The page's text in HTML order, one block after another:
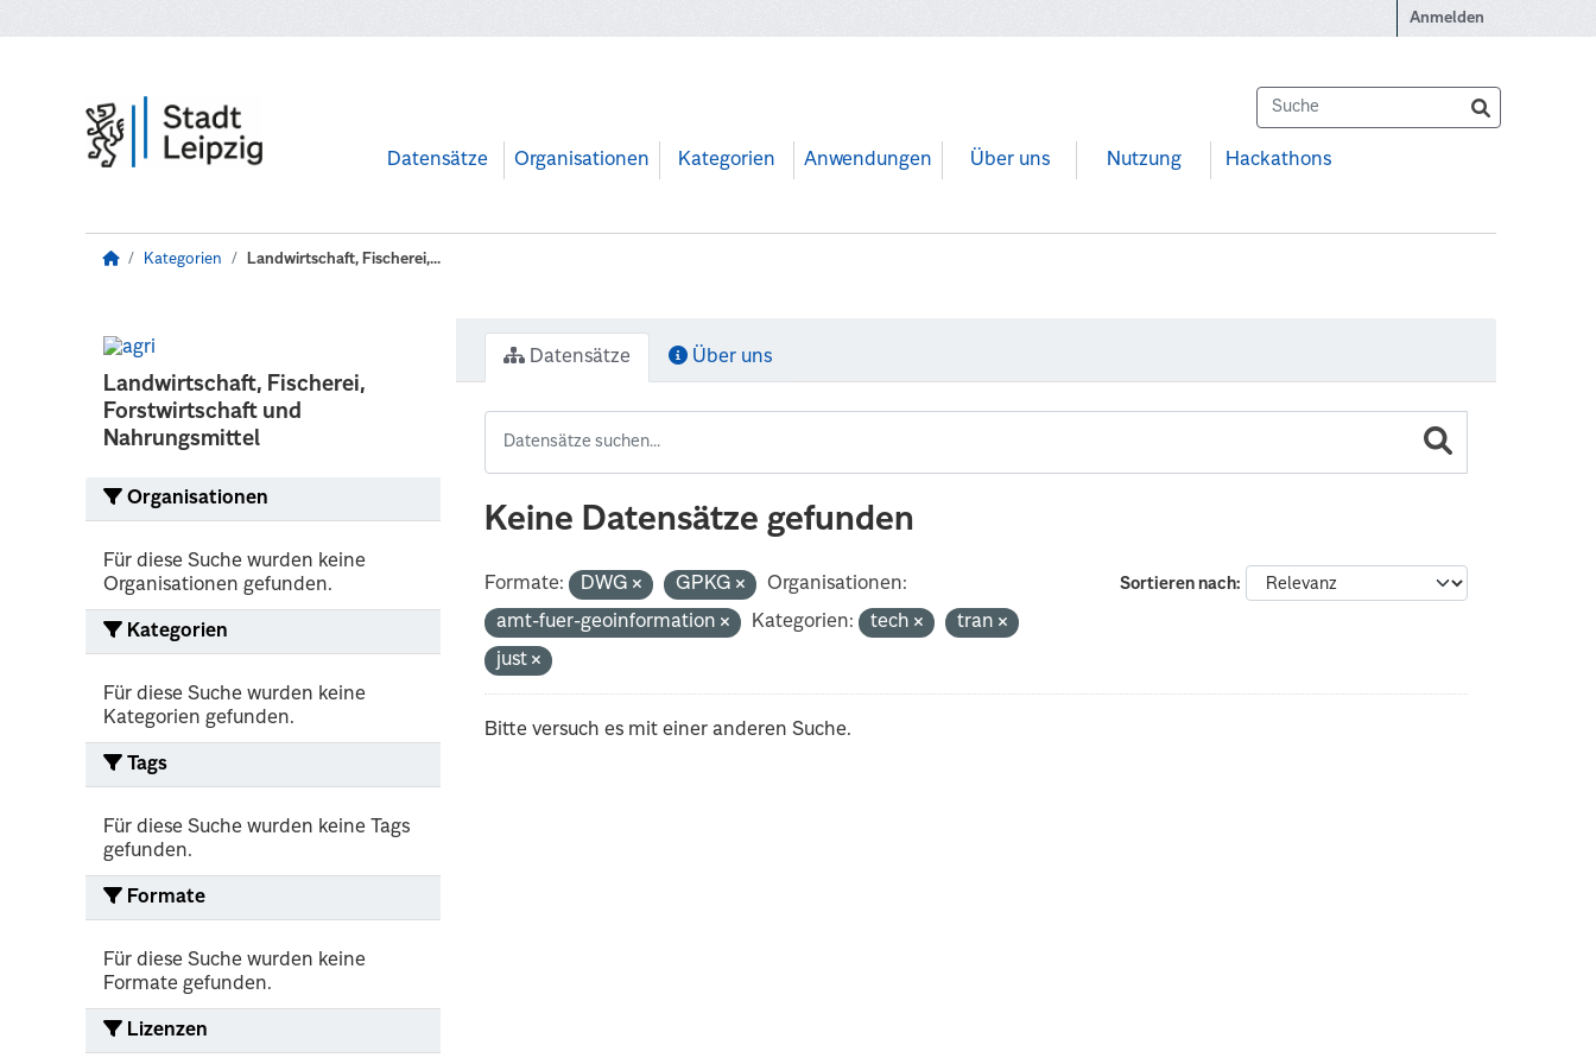
Anmelden
Datensätze Organisationen Kategorien Anwendungen Über uns Nutzung Hackathons
Kategorien Landwirtschaft, Fischerei,...
Landwirtschaft, Fischerei,
Forstwirtschaft und
Nahrungsmittel
Organisationen
Für diese Suche wurden keine
Organisationen gefunden.
Kategorien
Für diese Suche wurden keine
Kategorien gefunden.
Tags
Für diese Suche wurden keine Tags
gefunden.
Formate
Für diese Suche wurden keine
Formate gefunden.
Lizenzen
Datensätze Über uns
Keine Datensätze gefunden
Sortieren nach
Formate: DWG GPKG
Organisationen:
amt-fuer-geoinformation
Kategorien: tech
tran
just
Bitte versuch es mit einer anderen Suche.